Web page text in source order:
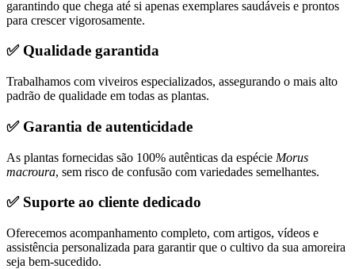
garantindo que chega até si apenas exemplares saudáveis e prontos
para crescer vigorosamente.
✅ Qualidade garantida
Trabalhamos com viveiros especializados, assegurando o mais alto
padrão de qualidade em todas as plantas.
✅ Garantia de autenticidade
As plantas fornecidas são 100% autênticas da espécie Morus
macroura, sem risco de confusão com variedades semelhantes.
✅ Suporte ao cliente dedicado
Oferecemos acompanhamento completo, com artigos, vídeos e
assistência personalizada para garantir que o cultivo da sua amoreira
seja bem-sucedido.